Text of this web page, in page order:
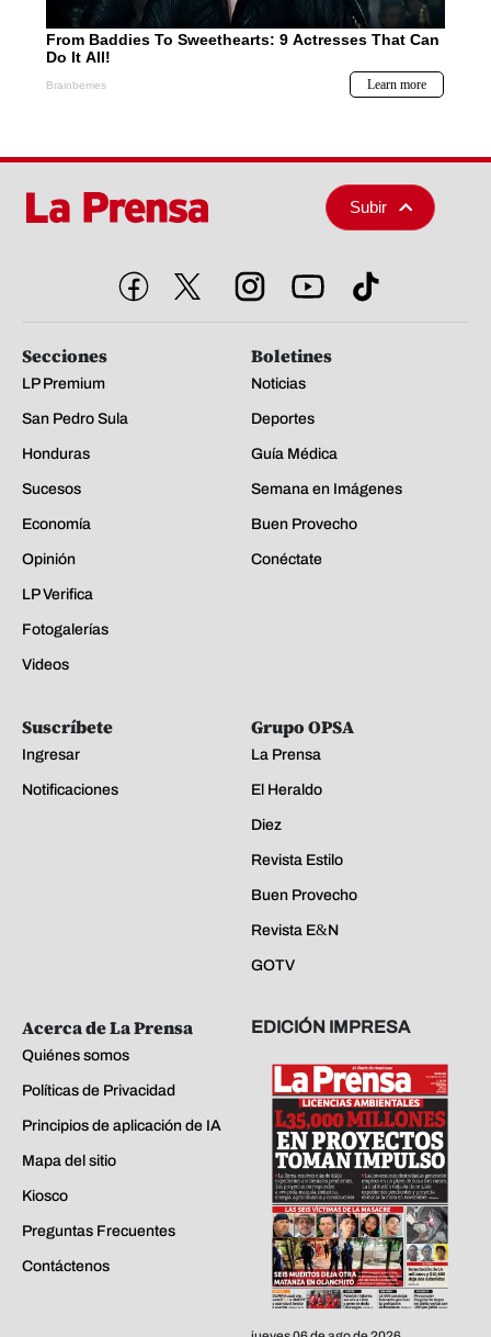
Subir
Secciones
LP Premium
San Pedro Sula
Honduras
Sucesos
Economía
Opinión
LP Verifica
Fotogalerías
Videos
Boletines
Noticias
Deportes
Guía Médica
Semana en Imágenes
Buen Provecho
Conéctate
Suscríbete
Ingresar
Notificaciones
Grupo OPSA
La Prensa
El Heraldo
Diez
Revista Estilo
Buen Provecho
Revista E&N
GOTV
Acerca de La Prensa
Quiénes somos
Políticas de Privacidad
Principios de aplicación de IA
Mapa del sitio
Kiosco
Preguntas Frecuentes
Contáctenos
EDICIÓN IMPRESA